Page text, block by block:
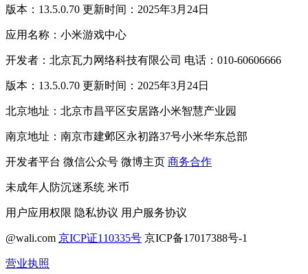
版本：13.5.0.70 更新时间：2025年3月24日
应用名称：小米游戏中心
开发者：北京瓦力网络科技有限公司 电话：010-60606666
版本：13.5.0.70 更新时间：2025年3月24日
北京地址：北京市昌平区安居路小米智慧产业园
南京地址：南京市建邺区永初路37号小米华东总部
开发者平台 微信公众号 微博主页 商务合作
未成年人防沉迷系统 米币
用户应用权限 隐私协议 用户服务协议
@wali.com 京ICP证110335号 京ICP备17017388号-1
营业执照